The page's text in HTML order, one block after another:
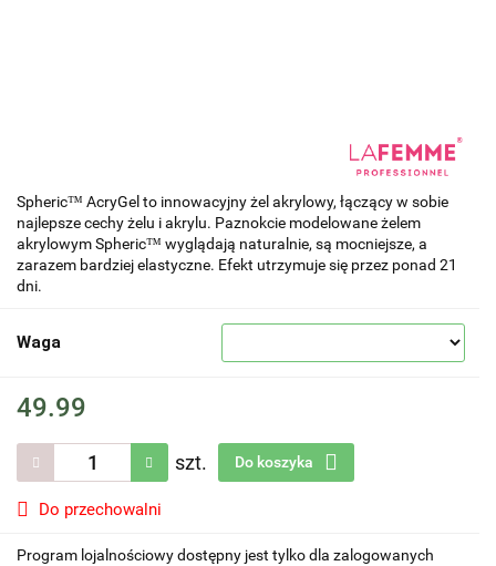
Spheric™ AcryGel to innowacyjny żel akrylowy, łączący w sobie
najlepsze cechy żelu i akrylu. Paznokcie modelowane żelem
akrylowym Spheric™ wyglądają naturalnie, są mocniejsze, a
zarazem bardziej elastyczne. Efekt utrzymuje się przez ponad 21
dni.
Waga
49.99
szt. Do koszyka
Do przechowalni
Program lojalnościowy dostępny jest tylko dla zalogowanych